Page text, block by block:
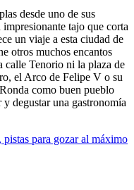
desde uno de sus
impresionante tajo que corta
un viaje a esta ciudad de
otros muchos encantos
calle Tenorio ni la plaza de
el Arco de Felipe V o su
como buen pueblo
y degustar una gastronomía
pistas para gozar al máximo